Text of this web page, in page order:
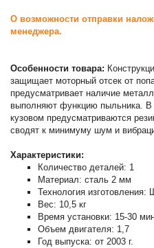
О возможности отправки
менеджера.
Особенности товара:
защищает моторный отсек от
предусматривает наличие
выполняют функцию пыльника. В
кузовом предусматриваются
сводят к минимуму шум и
Характеристики:
Количество деталей: 1
Материал: сталь 2 мм
Технология изготовления:
Вес: 10,5 кг
Время установки: 15-30
Объем двигателя: 1,7
Год выпуска: от 2003 г.